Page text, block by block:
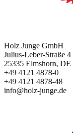
Holz Junge GmbH
Julius-Leber-Straße 4
25335 Elmshorn, DE
+49 4121 4878-0
+49 4121 4878-48
info@holz-junge.de